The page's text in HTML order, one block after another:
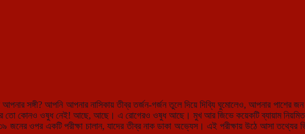
সঙ্গী? আপনি আপনার নাসিকায় তীব্র তর্জন-গর্জন তুলে দিয়ে দিব্যি ঘুমোলেও, আপনার পাশের
তো কোনও ওষুধ নেই! আছে, আছে। এ রোগেরও ওষুধ আছে। মুখ আর জিভে কয়েকটি ব্যায়াম নিয়মিত
ওপর একটি পরীক্ষা চালান, যাদের তীব্র নাক ডাকা অভ্যেস। এই পরীক্ষায় উঠে আসা তথ্যের